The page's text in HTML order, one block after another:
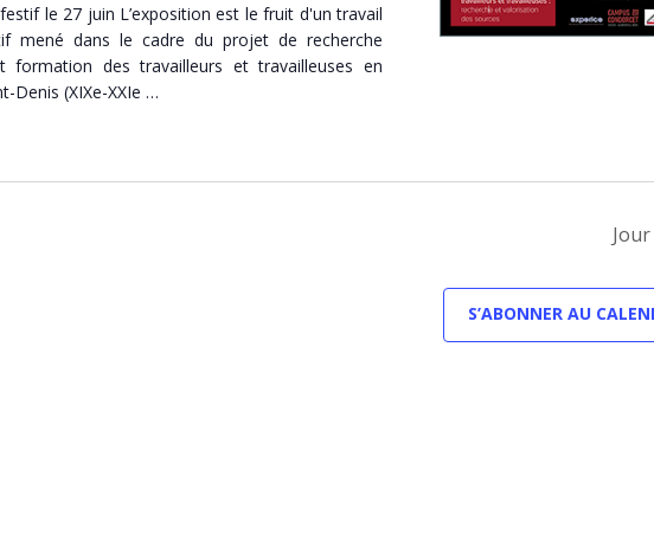
le 27 juin L’exposition est le fruit d'un travail
mené dans le cadre du projet de recherche
formation des travailleurs et travailleuses en
Denis (XIXe-XXIe …
S’ABONNER AU